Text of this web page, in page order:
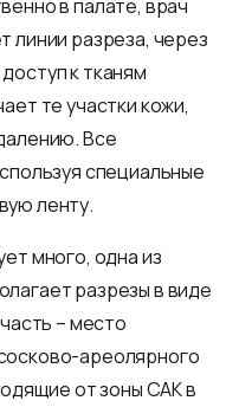
в палате, врач
линии разреза, через
к тканям
те участки кожи,
Все
специальные
ленту.
много, одна из
разрезы в виде
– место
ареолярного
от зоны САК в